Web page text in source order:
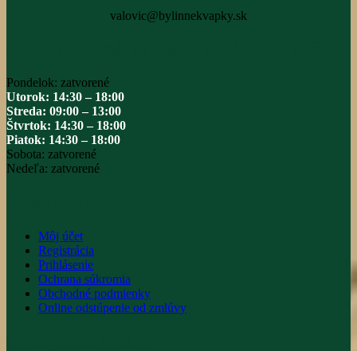
valovic@bylinnekvapky.sk
Pondelok: zatvorené
Utorok: 14:30 – 18:00
Streda: 09:00 – 13:00
Štvrtok: 14:30 – 18:00
Piatok: 14:30 – 18:00
Sobota: zatvorené
Nedeľa: zatvorené
Môj účet
Registrácia
Prihlásenie
Ochrana súkromia
Obchodné podmienky
Online odstúpenie od zmlúvy